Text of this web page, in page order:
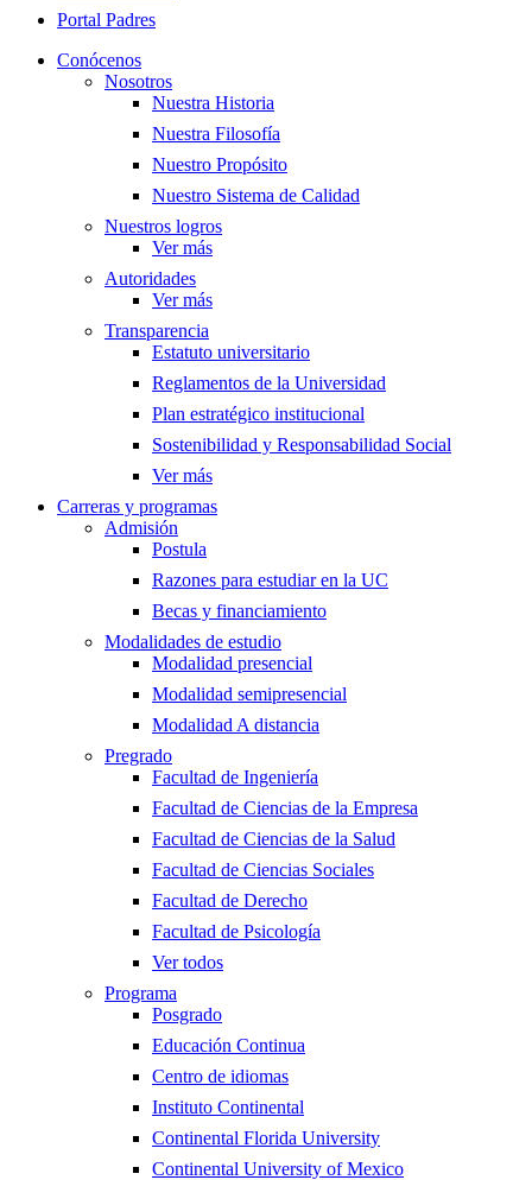
Portal Padres
Conócenos
Nosotros
Nuestra Historia
Nuestra Filosofía
Nuestro Propósito
Nuestro Sistema de Calidad
Nuestros logros
Ver más
Autoridades
Ver más
Transparencia
Estatuto universitario
Reglamentos de la Universidad
Plan estratégico institucional
Sostenibilidad y Responsabilidad Social
Ver más
Carreras y programas
Admisión
Postula
Razones para estudiar en la UC
Becas y financiamiento
Modalidades de estudio
Modalidad presencial
Modalidad semipresencial
Modalidad A distancia
Pregrado
Facultad de Ingeniería
Facultad de Ciencias de la Empresa
Facultad de Ciencias de la Salud
Facultad de Ciencias Sociales
Facultad de Derecho
Facultad de Psicología
Ver todos
Programa
Posgrado
Educación Continua
Centro de idiomas
Instituto Continental
Continental Florida University
Continental University of Mexico